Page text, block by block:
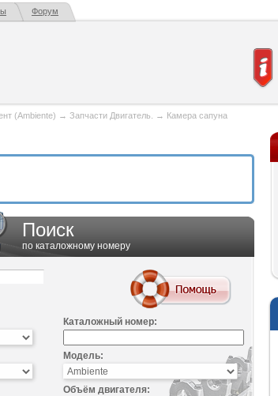
Форум
(Ambiente) → Запчасти Двигатель. → Камера сапуна
Поиск
по каталожному номеру
Каталожный номер:
Модель:
Объём двигателя: